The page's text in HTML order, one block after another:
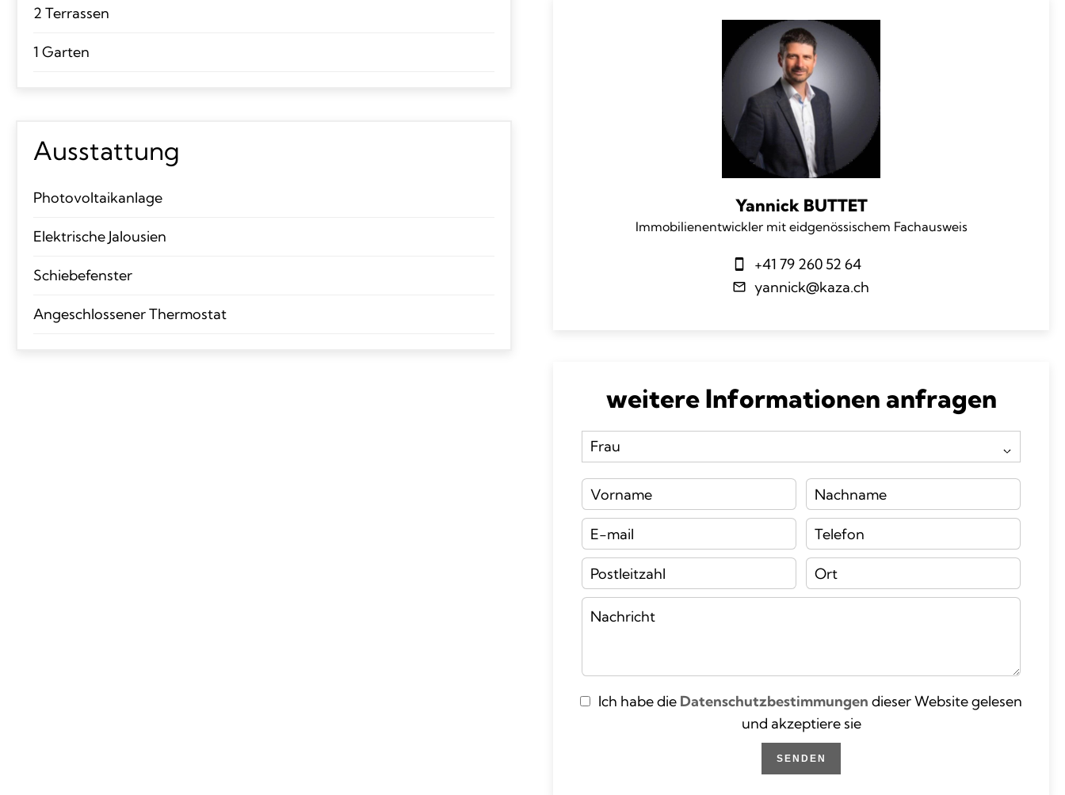
2 Terrassen
1 Garten
Ausstattung
Photovoltaikanlage
Elektrische Jalousien
Schiebefenster
Angeschlossener Thermostat
Yannick BUTTET
Immobilienentwickler mit eidgenössischem Fachausweis
+41 79 260 52 64
yannick@kaza.ch
weitere Informationen anfragen
Ich habe die Datenschutzbestimmungen dieser Website gelesen
und akzeptiere sie
SENDEN